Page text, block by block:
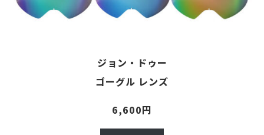
ジョン・ドゥー
ゴーグル レンズ
6,600円